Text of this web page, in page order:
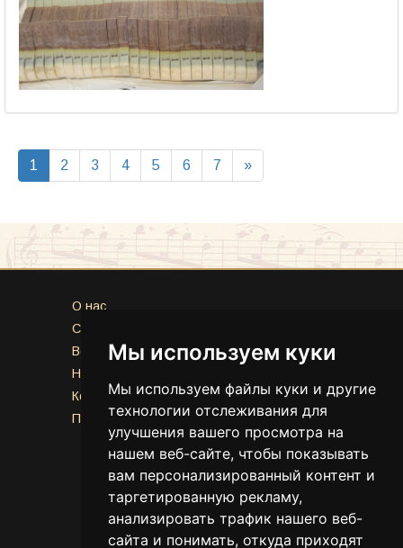
Мы используем куки
Мы используем файлы куки и другие
технологии отслеживания для
улучшения вашего просмотра на
нашем веб-сайте, чтобы показывать
вам персонализированный контент и
таргетированную рекламу,
анализировать трафик нашего веб-
сайта и понимать, откуда приходят
1 2 3 4 5 6 7 »
O нас
Сервисы
Вопросы и ответы
Новости
Контакты
Политика конфиденциальности